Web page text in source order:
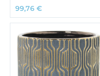
99,76 €